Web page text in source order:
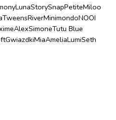
LunaStorySnapPetiteMiloo
TweensRiverMinimondoNOOI
AlexSimoneTutu Blue
GwiazdkiMiaAmeliaLumiSeth